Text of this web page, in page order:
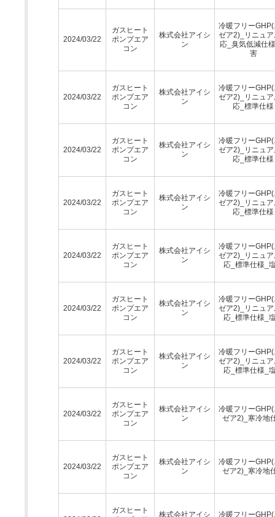
2024/03/22
ガスヒート
ポンプエア
コン
株式会社アイシ
ン
冷暖フリー
ゼア2)_リニュア
応_臭気低減仕
害
2024/03/22
ガスヒート
ポンプエア
コン
株式会社アイシ
ン
冷暖フリー
ゼア2)_リニュア
応_標準仕様
2024/03/22
ガスヒート
ポンプエア
コン
株式会社アイシ
ン
冷暖フリー
ゼア2)_リニュア
応_標準仕様
2024/03/22
ガスヒート
ポンプエア
コン
株式会社アイシ
ン
冷暖フリー
ゼア2)_リニュア
応_標準仕様
2024/03/22
ガスヒート
ポンプエア
コン
株式会社アイシ
ン
冷暖フリー
ゼア2)_リニュア
応_標準仕様_
2024/03/22
ガスヒート
ポンプエア
コン
株式会社アイシ
ン
冷暖フリー
ゼア2)_リニュア
応_標準仕様_
2024/03/22
ガスヒート
ポンプエア
コン
株式会社アイシ
ン
冷暖フリー
ゼア2)_リニュア
応_標準仕様_
2024/03/22
ガスヒート
ポンプエア
コン
株式会社アイシ
ン
冷暖フリー
ゼア2)_寒冷地
2024/03/22
ガスヒート
ポンプエア
コン
株式会社アイシ
ン
冷暖フリー
ゼア2)_寒冷地
ガスヒート
株式会社アイシ 冷暖フリー